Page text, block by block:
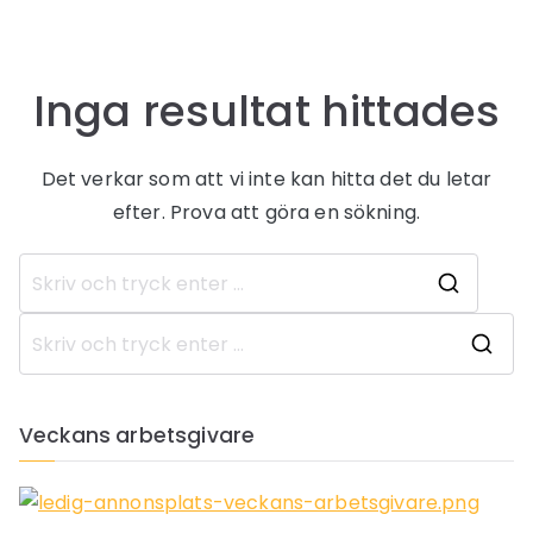
Inga resultat hittades
Det verkar som att vi inte kan hitta det du letar
efter. Prova att göra en sökning.
efter:
e
Veckans arbetsgivare